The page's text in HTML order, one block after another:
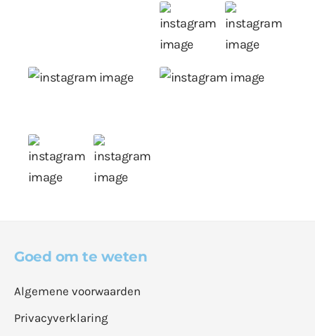
Goed om te weten
Algemene voorwaarden
Privacyverklaring